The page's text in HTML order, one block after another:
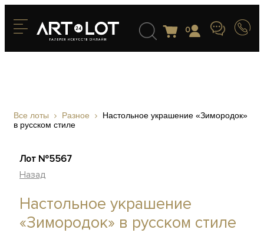
0
Все лоты Разное
Настольное украшение «Зимородок»
в русском стиле
Лот №5567
Назад
Настольное украшение
«Зимородок» в русском стиле